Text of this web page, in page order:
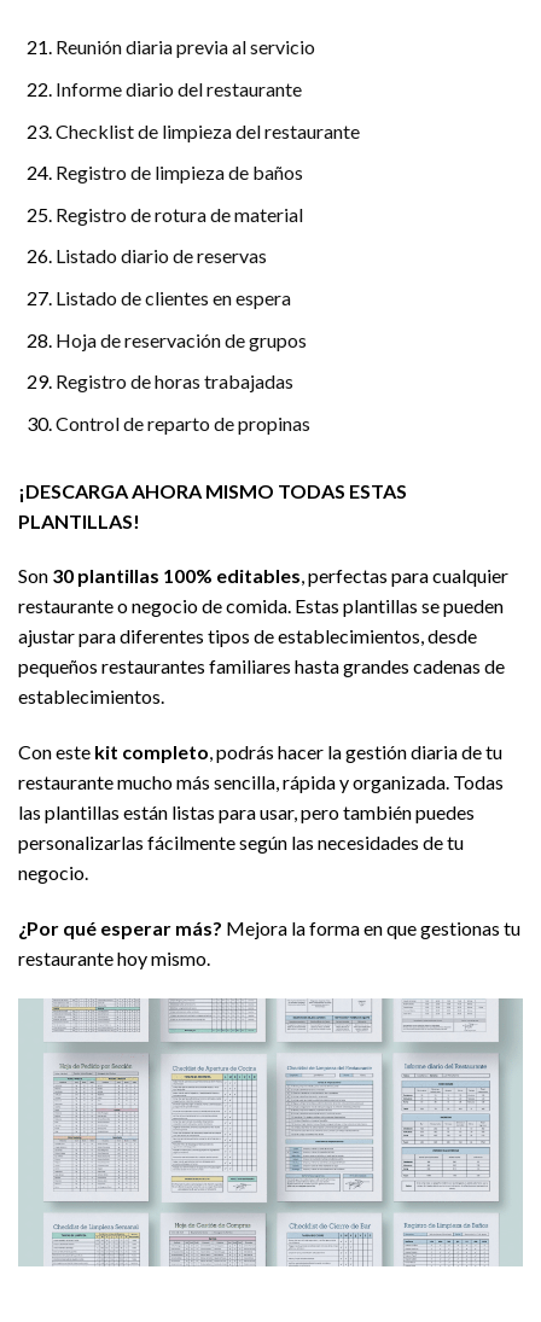
Reunión diaria previa al servicio
Informe diario del restaurante
Checklist de limpieza del restaurante
Registro de limpieza de baños
Registro de rotura de material
Listado diario de reservas
Listado de clientes en espera
Hoja de reservación de grupos
Registro de horas trabajadas
Control de reparto de propinas
¡DESCARGA AHORA MISMO TODAS ESTAS
PLANTILLAS!
Son 30 plantillas 100% editables, perfectas para cualquier
restaurante o negocio de comida. Estas plantillas se pueden
ajustar para diferentes tipos de establecimientos, desde
pequeños restaurantes familiares hasta grandes cadenas de
establecimientos.
Con este kit completo, podrás hacer la gestión diaria de tu
restaurante mucho más sencilla, rápida y organizada. Todas
las plantillas están listas para usar, pero también puedes
personalizarlas fácilmente según las necesidades de tu
negocio.
¿Por qué esperar más? Mejora la forma en que gestionas tu
restaurante hoy mismo.